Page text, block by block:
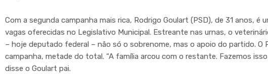
Com a segunda campanha mais rica, Rodrigo Goulart (PSD), de 31 anos, é
vagas oferecidas no Legislativo Municipal. Estreante nas urnas, o
– hoje deputado federal – não só o sobrenome, mas o apoio do partido. O
campanha, metade do total. “A família arcou com o restante. Fazemos
disse o Goulart pai.